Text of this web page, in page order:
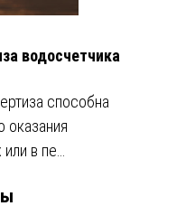
водосчетчика
способна
оказания
в пе…